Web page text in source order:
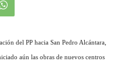
del PP hacia San Pedro Alcántara,
aún las obras de nuevos centros